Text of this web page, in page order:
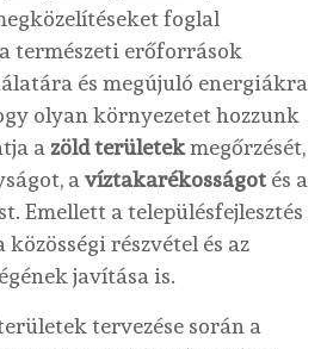
foglal
természeti erőforrások
és megújuló energiákra
olyan környezetet hozzunk
a zöld területekmegőrzését,
a víztakarékosságotés a
Emellett a településfejlesztés
részvétel és az
javítása is.
tervezése során a